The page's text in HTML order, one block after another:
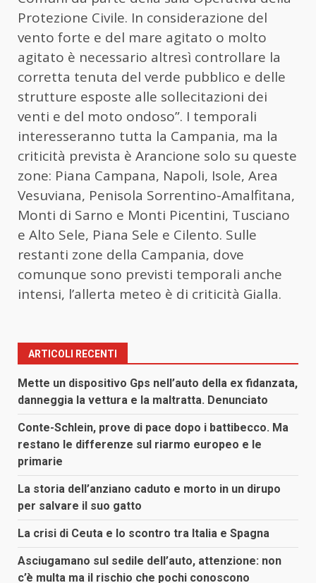
Protezione Civile. In considerazione del
vento forte e del mare agitato o molto
agitato è necessario altresì controllare la
corretta tenuta del verde pubblico e delle
strutture esposte alle sollecitazioni dei
venti e del moto ondoso”. I temporali
interesseranno tutta la Campania, ma la
criticità prevista è Arancione solo su queste
zone: Piana Campana, Napoli, Isole, Area
Vesuviana, Penisola Sorrentino-Amalfitana,
Monti di Sarno e Monti Picentini, Tusciano
e Alto Sele, Piana Sele e Cilento. Sulle
restanti zone della Campania, dove
comunque sono previsti temporali anche
intensi, l’allerta meteo è di criticità Gialla.
ARTICOLI RECENTI
Mette un dispositivo Gps nell’auto della ex fidanzata,
danneggia la vettura e la maltratta. Denunciato
Conte-Schlein, prove di pace dopo i battibecco. Ma
restano le differenze sul riarmo europeo e le
primarie
La storia dell’anziano caduto e morto in un dirupo
per salvare il suo gatto
La crisi di Ceuta e lo scontro tra Italia e Spagna
Asciugamano sul sedile dell’auto, attenzione: non
c’è multa ma il rischio che pochi conoscono